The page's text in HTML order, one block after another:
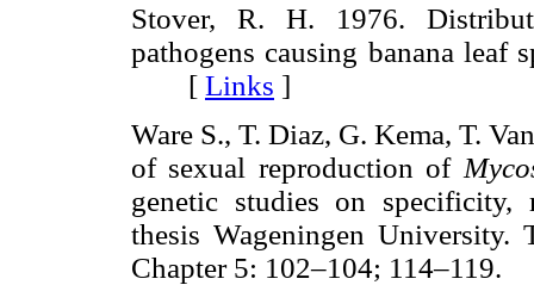
Stover, R. H. 1976.
pathogens causing banana leaf
[ Links ]
Ware S., T. Diaz, G. Kema, T.
of sexual reproduction of
genetic studies on specificity,
thesis Wageningen University.
Chapter 5: 102–104;